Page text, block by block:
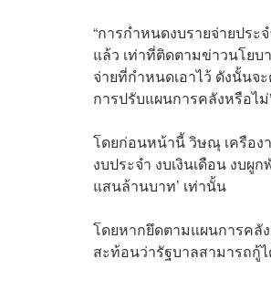
“การกำหนดงบรายจ่ายปร
แล้ว เท่าที่ติดตามข่าวนโย
จ่ายที่กำหนดเอาไว้ ดังนั้นจ
การปรับแผนการคลังหรือไ
โดยก่อนหน้านี้ วิษณุ เครือง
งบประจำ งบเงินเดือน งบผู
แสนล้านบาท’ เท่านั้น
โดยหากยึดตามแผนการคลั
สะท้อนว่ารัฐบาลสามารถกู้